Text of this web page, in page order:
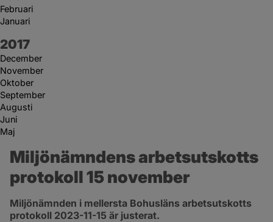
Februari
Januari
År:
2017
December
November
Oktober
September
Augusti
Juni
Maj
Miljönämndens arbetsutskotts
protokoll 15 november
Miljönämnden i mellersta Bohusläns arbetsutskotts
protokoll 2023-11-15 är justerat.